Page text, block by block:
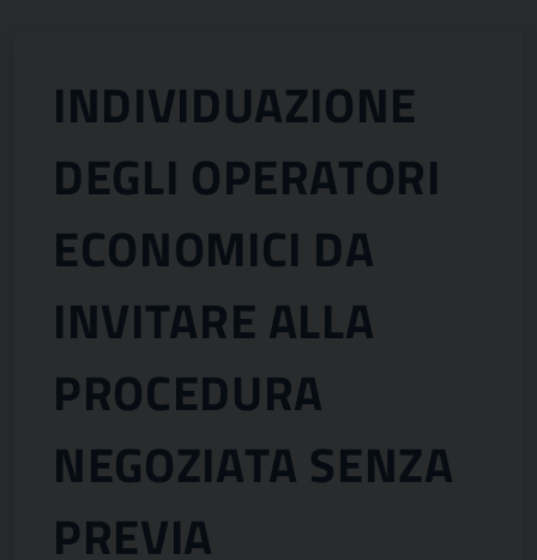
INDIVIDUAZIONE
DEGLI OPERATORI
ECONOMICI DA
INVITARE ALLA
PROCEDURA
NEGOZIATA SENZA
PREVIA